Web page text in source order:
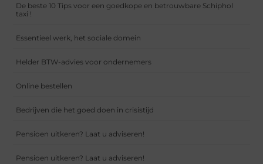
De beste 10 Tips voor een goedkope en betrouwbare Schiphol
taxi !
Essentieel werk, het sociale domein
Helder BTW-advies voor ondernemers
Online bestellen
Bedrijven die het goed doen in crisistijd
Pensioen uitkeren? Laat u adviseren!
Pensioen uitkeren? Laat u adviseren!